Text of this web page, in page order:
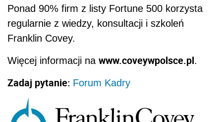
Ponad 90% firm z listy Fortune 500 korzysta
regularnie z wiedzy, konsultacji i szkoleń
Franklin Covey.
Więcej informacji na www.coveywpolsce.pl.
Zadaj pytanie: Forum Kadry